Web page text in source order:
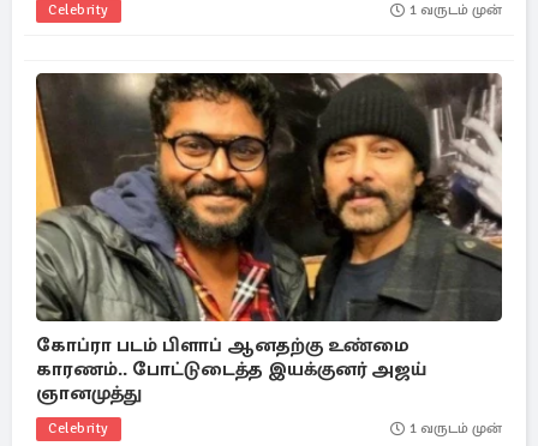
Celebrity 1 வருடம் முன்
கோப்ரா படம் பிளாப் ஆனதற்கு உண்மை
காரணம்.. போட்டுடைத்த இயக்குனர் அஜய்
ஞானமுத்து
Celebrity 1 வருடம் முன்